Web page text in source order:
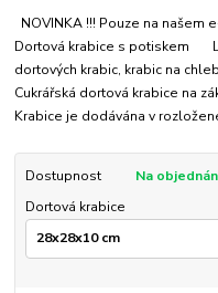
NOVINKA !!! Pouze na našem
Dortová krabice s potiskem
dortových krabic, krabic na
Cukrářská dortová krabice na
Krabice je dodávána v
Dostupnost
Na
Dortová krabice